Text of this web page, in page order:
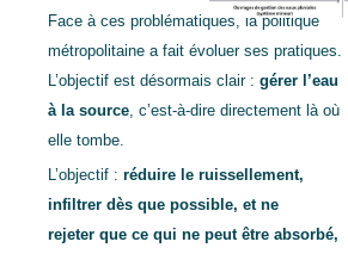
Face à ces problématiques, la politique
métropolitaine a fait évoluer ses pratiques.
L’objectif est désormais clair : gérer l’eau
à la source, c’est-à-dire directement là où
elle tombe.
L’objectif : réduire le ruissellement,
infiltrer dès que possible, et ne
rejeter que ce qui ne peut être absorbé,